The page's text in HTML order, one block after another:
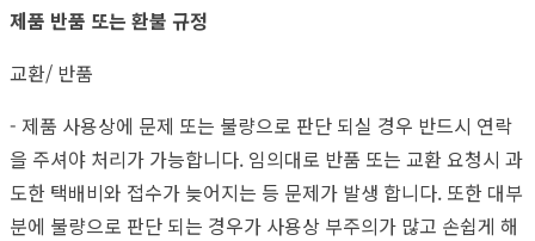
제품 반품 또는 환불 규정
교환/ 반품
- 제품 사용상에 문제 또는 불량으로 판단 되실 경우 반드시 연락
을 주셔야 처리가 가능합니다. 임의대로 반품 또는 교환 요청시 과
도한 택배비와 접수가 늦어지는 등 문제가 발생 합니다. 또한 대부
분에 불량으로 판단 되는 경우가 사용상 부주의가 많고 손쉽게 해